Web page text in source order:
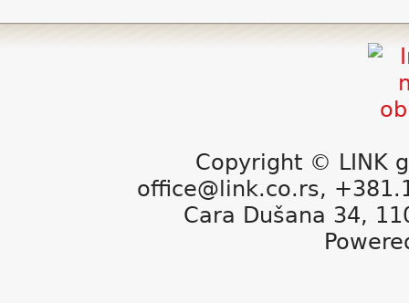
Copyright © LINK
office@link.co.rs,
Cara Dušana 34,